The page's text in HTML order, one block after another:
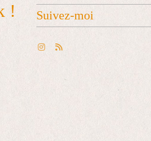
!
Suivez-moi